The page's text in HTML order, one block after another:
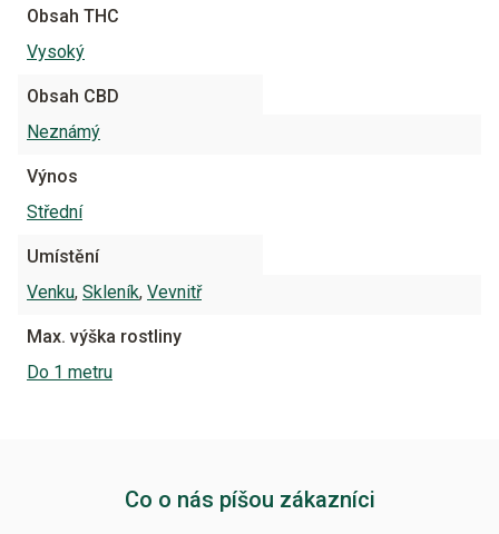
Obsah THC
Vysoký
Obsah CBD
Neznámý
Výnos
Střední
Umístění
Venku, Skleník, Vevnitř
Max. výška rostliny
Do 1 metru
Co o nás píšou zákazníci